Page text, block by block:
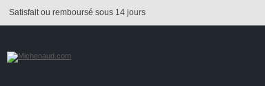
Satisfait ou remboursé sous 14 jours